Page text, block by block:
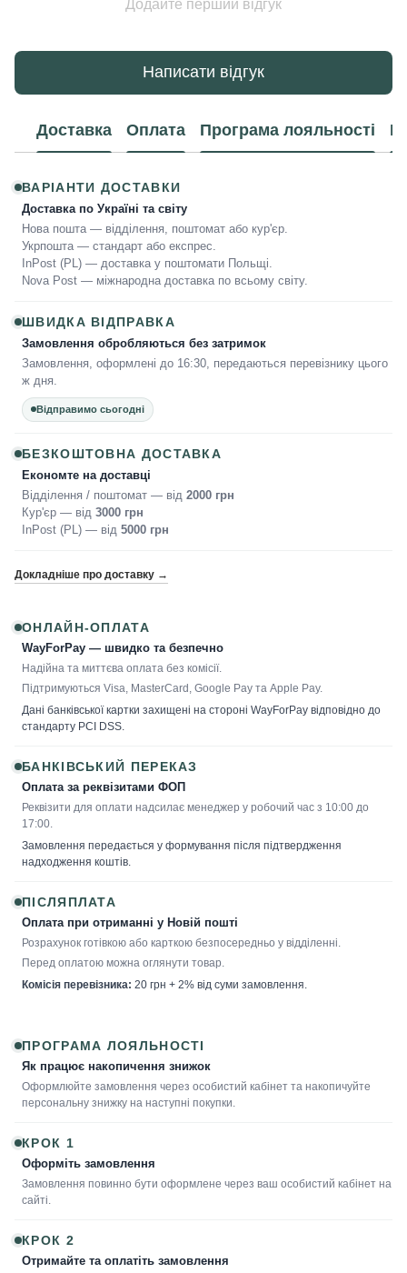
Додайте перший відгук
Написати відгук
Доставка Оплата Програма лояльності
ВАРІАНТИ ДОСТАВКИ
Доставка по Україні та світу
Нова пошта — відділення, поштомат або кур'єр.
Укрпошта — стандарт або експрес.
InPost (PL) — доставка у поштомати Польщі.
Nova Post — міжнародна доставка по всьому світу.
ШВИДКА ВІДПРАВКА
Замовлення обробляються без затримок
Замовлення, оформлені до 16:30, передаються перевізнику цього
ж дня.
Відправимо сьогодні
БЕЗКОШТОВНА ДОСТАВКА
Економте на доставці
Відділення / поштомат — від 2000 грн
Кур'єр — від 3000 грн
InPost (PL) — від 5000 грн
Докладніше про доставку →
ОНЛАЙН-ОПЛАТА
WayForPay — швидко та безпечно
Надійна та миттєва оплата без комісії.
Підтримуються Visa, MasterCard, Google Pay та Apple Pay.
Дані банківської картки захищені на стороні WayForPay відповідно до
стандарту PCI DSS.
БАНКІВСЬКИЙ ПЕРЕКАЗ
Оплата за реквізитами ФОП
Реквізити для оплати надсилає менеджер у робочий час з 10:00 до
17:00.
Замовлення передається у формування після підтвердження
надходження коштів.
ПІСЛЯПЛАТА
Оплата при отриманні у Новій пошті
Розрахунок готівкою або карткою безпосередньо у відділенні.
Перед оплатою можна оглянути товар.
Комісія перевізника: 20 грн + 2% від суми замовлення.
ПРОГРАМА ЛОЯЛЬНОСТІ
Як працює накопичення знижок
Оформлюйте замовлення через особистий кабінет та накопичуйте
персональну знижку на наступні покупки.
КРОК 1
Оформіть замовлення
Замовлення повинно бути оформлене через ваш особистий кабінет на
сайті.
КРОК 2
Отримайте та оплатіть замовлення